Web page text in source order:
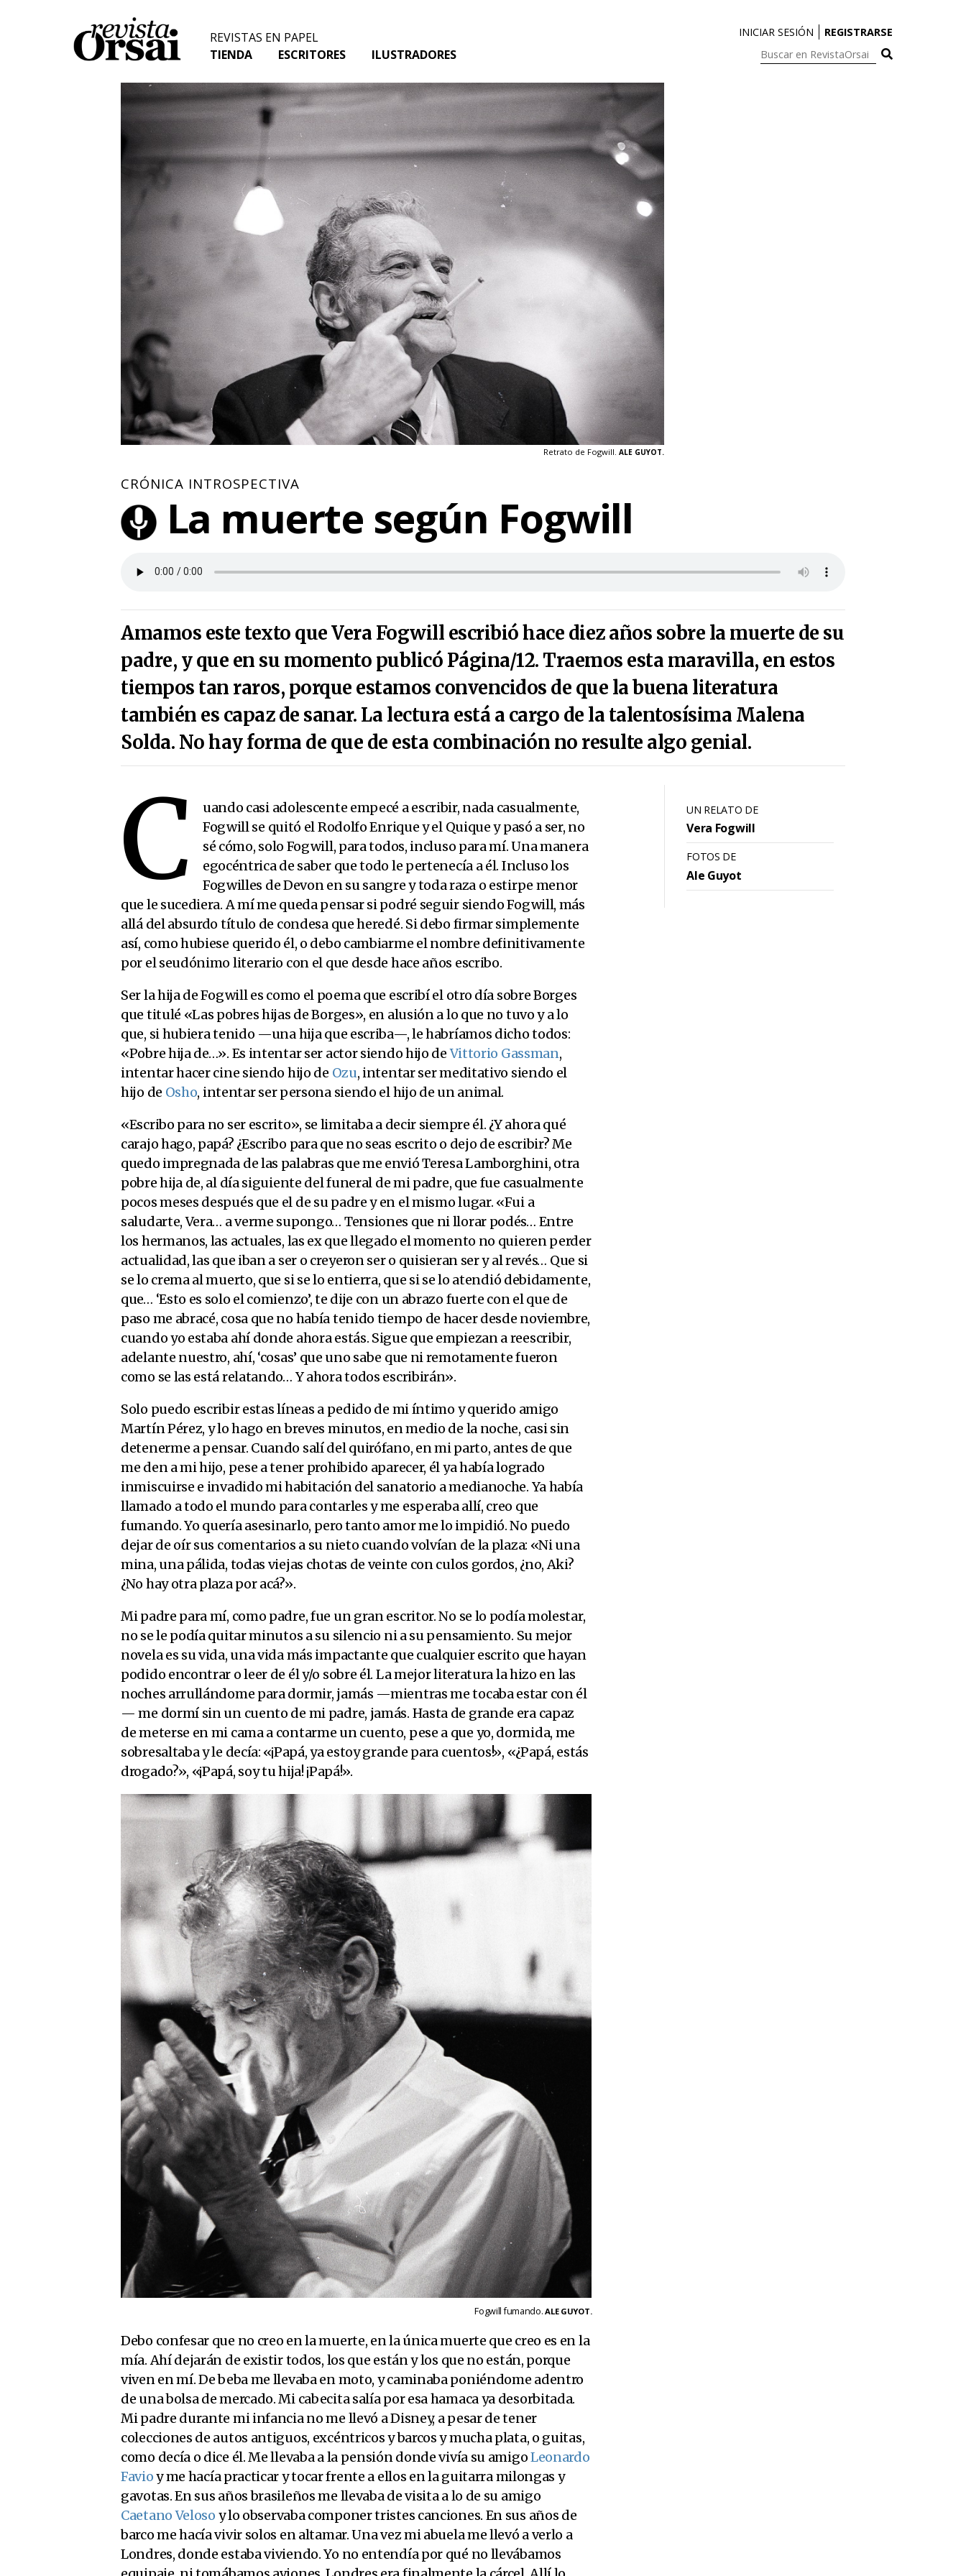
REVISTAS EN PAPEL
TIENDA
ESCRITORES ILUSTRADORES
INICIAR SESIÓN REGISTRARSE
Buscar
Retrato de Fogwill. ALE GUYOT.
CRÓNICA INTROSPECTIVA
La muerte según Fogwill
Amamos este texto que Vera Fogwill escribió hace diez años sobre la muerte de su
padre, y que en su momento publicó Página/12. Traemos esta maravilla, en estos
tiempos tan raros, porque estamos convencidos de que la buena literatura
también es capaz de sanar. La lectura está a cargo de la talentosísima Malena
Solda. No hay forma de que de esta combinación no resulte algo genial.
C
uando casi adolescente empecé a escribir, nada casualmente,
Fogwill se quitó el Rodolfo Enrique y el Quique y pasó a ser, no
sé cómo, solo Fogwill, para todos, incluso para mí. Una manera
egocéntrica de saber que todo le pertenecía a él. Incluso los
Fogwilles de Devon en su sangre y toda raza o estirpe menor
que le sucediera. A mí me queda pensar si podré seguir siendo Fogwill, más
allá del absurdo título de condesa que heredé. Si debo firmar simplemente
así, como hubiese querido él, o debo cambiarme el nombre definitivamente
por el seudónimo literario con el que desde hace años escribo.
Ser la hija de Fogwill es como el poema que escribí el otro día sobre Borges
que titulé «Las pobres hijas de Borges», en alusión a lo que no tuvo y a lo
que, si hubiera tenido —una hija que escriba—, le habríamos dicho todos:
«Pobre hija de…». Es intentar ser actor siendo hijo deVittorio Gassman,
intentar hacer cine siendo hijo de Ozu, intentar ser meditativo siendo el
hijo de Osho, intentar ser persona siendo el hijo de un animal.
«Escribo para no ser escrito», se limitaba a decir siempre él. ¿Y ahora qué
carajo hago, papá? ¿Escribo para que no seas escrito o dejo de escribir? Me
quedo impregnada de las palabras que me envió Teresa Lamborghini, otra
pobre hija de, al día siguiente del funeral de mi padre, que fue casualmente
pocos meses después que el de su padre y en el mismo lugar. «Fui a
saludarte, Vera… a verme supongo… Tensiones que ni llorar podés… Entre
los hermanos, las actuales, las ex que llegado el momento no quieren perder
actualidad, las que iban a ser o creyeron ser o quisieran ser y al revés… Que si
se lo crema al muerto, que si se lo entierra, que si se lo atendió debidamente,
que… ‘Esto es solo el comienzo’, te dije con un abrazo fuerte con el que de
paso me abracé, cosa que no había tenido tiempo de hacer desde noviembre,
cuando yo estaba ahí donde ahora estás. Sigue que empiezan a reescribir,
adelante nuestro, ahí, ‘cosas’ que uno sabe que ni remotamente fueron
como se las está relatando… Y ahora todos escribirán».
Solo puedo escribir estas líneas a pedido de mi íntimo y querido amigo
Martín Pérez, y lo hago en breves minutos, en medio de la noche, casi sin
detenerme a pensar. Cuando salí del quirófano, en mi parto, antes de que
me den a mi hijo, pese a tener prohibido aparecer, él ya había logrado
inmiscuirse e invadido mi habitación del sanatorio a medianoche. Ya había
llamado a todo el mundo para contarles y me esperaba allí, creo que
fumando. Yo quería asesinarlo, pero tanto amor me lo impidió. No puedo
dejar de oír sus comentarios a su nieto cuando volvían de la plaza: «Ni una
mina, una pálida, todas viejas chotas de veinte con culos gordos, ¿no, Aki?
¿No hay otra plaza por acá?».
Mi padre para mí, como padre, fue un gran escritor. No se lo podía molestar,
no se le podía quitar minutos a su silencio ni a su pensamiento. Su mejor
novela es su vida, una vida más impactante que cualquier escrito que hayan
podido encontrar o leer de él y/o sobre él. La mejor literatura la hizo en las
noches arrullándome para dormir, jamás —mientras me tocaba estar con él
— me dormí sin un cuento de mi padre, jamás. Hasta de grande era capaz
de meterse en mi cama a contarme un cuento, pese a que yo, dormida, me
sobresaltaba y le decía: «¡Papá, ya estoy grande para cuentos!», «¿Papá, estás
drogado?», «¡Papá, soy tu hija! ¡Papá!».
Fogwill fumando. ALE GUYOT.
Debo confesar que no creo en la muerte, en la única muerte que creo es en la
mía. Ahí dejarán de existir todos, los que están y los que no están, porque
viven en mí. De beba me llevaba en moto, y caminaba poniéndome adentro
de una bolsa de mercado. Mi cabecita salía por esa hamaca ya desorbitada.
Mi padre durante mi infancia no me llevó a Disney, a pesar de tener
colecciones de autos antiguos, excéntricos y barcos y mucha plata, o guitas,
como decía o dice él. Me llevaba a la pensión donde vivía su amigoLeonardo
Favioy me hacía practicar y tocar frente a ellos en la guitarra milongas y
gavotas. En sus años brasileños me llevaba de visita a lo de su amigo
Caetano Veloso y lo observaba componer tristes canciones. En sus años de
barco me hacía vivir solos en altamar. Una vez mi abuela me llevó a verlo a
Londres, donde estaba viviendo. Yo no entendía por qué no llevábamos
UN RELATO DE
Vera Fogwill
FOTOS DE
Ale Guyot